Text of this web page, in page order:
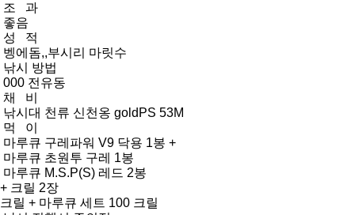
조 과
좋음
성 적
벵에돔,,부시리 마릿수
낚시 방법
000 전유동
채 비
낚시대 천류 신천옹 goldPS 53M
먹 이
마루큐 구레파워 V9 닥용 1봉 +
마루큐 초원투 구레 1봉
마루큐 M.S.P(S) 레드 2봉
+ 크릴 2장
크릴 + 마루큐 세트 100 크릴